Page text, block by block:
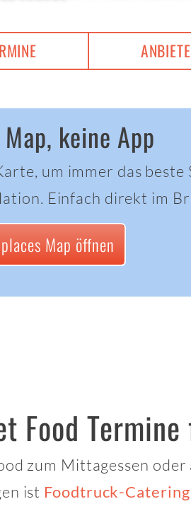
keine App
um immer das
Einfach direkt im
Map öffnen
Food
zum Mittagessen oder
ist Foodtruck-Catering